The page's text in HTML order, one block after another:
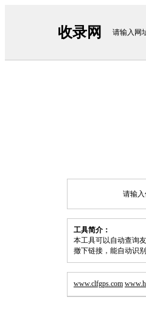
收录网 请输入网
请输入
工具简介：
本工具可以自动查询
撤下链接，能自动识
www.clfgps.com